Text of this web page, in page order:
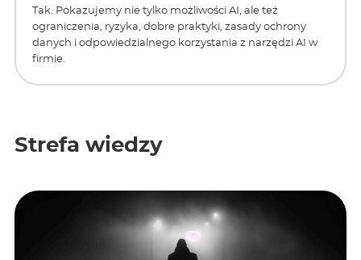
Tak. Pokazujemy nie tylko możliwości AI, ale też
ograniczenia, ryzyka, dobre praktyki, zasady ochrony
danych i odpowiedzialnego korzystania z narzędzi AI w
firmie.
Strefa wiedzy